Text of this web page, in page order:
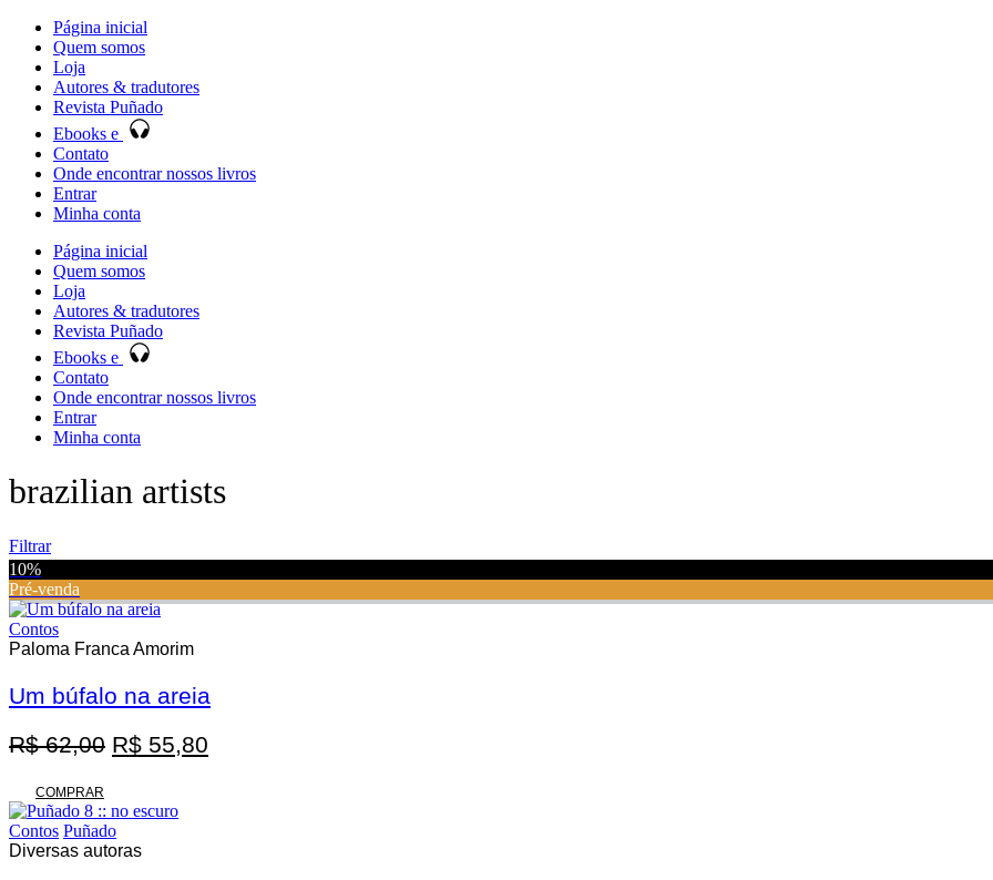
Página inicial
Quem somos
Loja
Autores & tradutores
Revista Puñado
Ebooks e
Contato
Onde encontrar nossos livros
Entrar
Minha conta
Página inicial
Quem somos
Loja
Autores & tradutores
Revista Puñado
Ebooks e
Contato
Onde encontrar nossos livros
Entrar
Minha conta
brazilian artists
Filtrar
Promoção
10%
Pré-venda
Contos
Paloma Franca Amorim
Um búfalo na areia
R$62,00 O
era:
R$ 62,00.
R$ 55,80
COMPRAR
Contos Puñado
Diversas autoras